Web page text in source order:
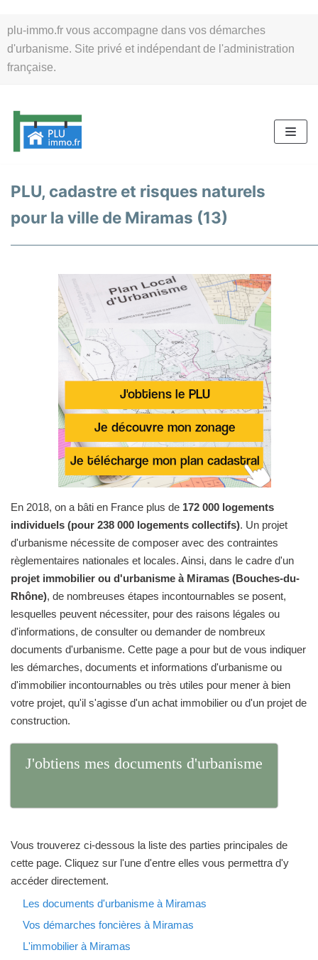
plu-immo.fr vous accompagne dans vos démarches
d'urbanisme. Site privé et indépendant de l'administration
française.
au
contenu
PLU, cadastre et risques naturels
pour la ville de Miramas (13)
En 2018, on a bâti en France plus de 172 000 logements
individuels (pour 238 000 logements collectifs). Un projet
d'urbanisme nécessite de composer avec des contraintes
règlementaires nationales et locales. Ainsi, dans le cadre d'un
projet immobilier ou d'urbanisme à Miramas (Bouches-du-
Rhône), de nombreuses étapes incontournables se posent,
lesquelles peuvent nécessiter, pour des raisons légales ou
d'informations, de consulter ou demander de nombreux
documents d'urbanisme. Cette page a pour but de vous indiquer
les démarches, documents et informations d'urbanisme ou
d'immobilier incontournables ou très utiles pour mener à bien
votre projet, qu'il s'agisse d'un achat immobilier ou d'un projet de
construction.
J'obtiens mes documents d'urbanisme
Vous trouverez ci-dessous la liste des parties principales de
cette page. Cliquez sur l'une d'entre elles vous permettra d'y
accéder directement.
Les documents d'urbanisme à Miramas
Vos démarches foncières à Miramas
L'immobilier à Miramas